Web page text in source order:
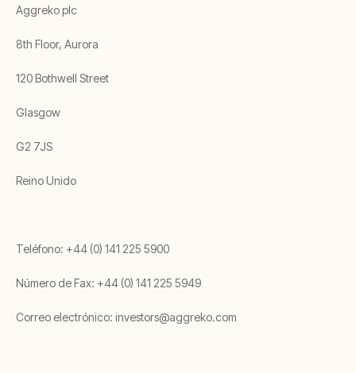
Aggreko plc
8th Floor, Aurora
120 Bothwell Street
Glasgow
G2 7JS
Reino Unido
Teléfono: +44 (0) 141 225 5900
Número de Fax: +44 (0) 141 225 5949
Correo electrónico: investors@aggreko.com